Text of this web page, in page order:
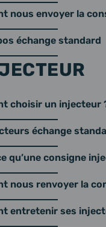
nous envoyer la
échange standard
choisir un injecteur
échange
qu’une consigne
nous renvoyer la
entretenir ses